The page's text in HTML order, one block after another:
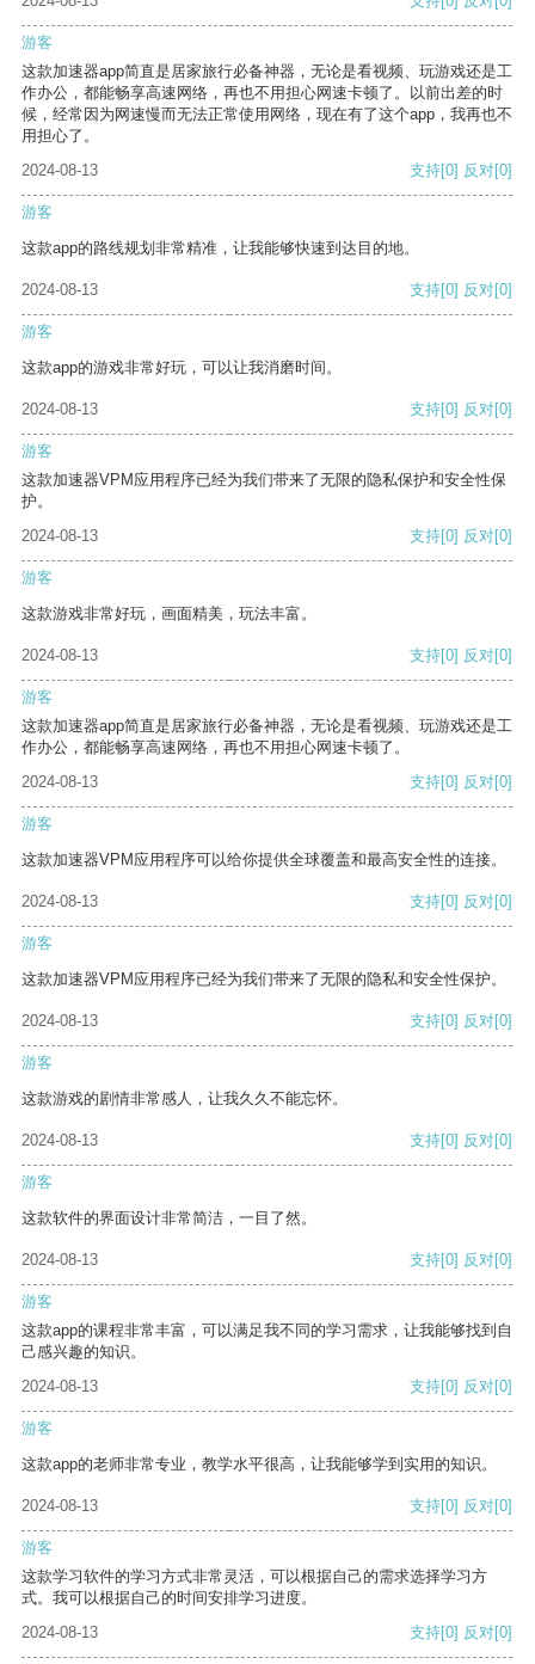
游客
这款加速器app简直是居家旅行必备神器，无论是看视频、玩游戏还是工
作办公，都能畅享高速网络，再也不用担心网速卡顿了。以前出差的时
候，经常因为网速慢而无法正常使用网络，现在有了这个app，我再也不
用担心了。
2024-08-13
支持[0] 反对[0]
游客
这款app的路线规划非常精准，让我能够快速到达目的地。
2024-08-13 支持[0] 反对[0]
游客
这款app的游戏非常好玩，可以让我消磨时间。
2024-08-13 支持[0] 反对[0]
游客
这款加速器VPM应用程序已经为我们带来了无限的隐私保护和安全性保
护。
2024-08-13
支持[0] 反对[0]
游客
这款游戏非常好玩，画面精美，玩法丰富。
2024-08-13 支持[0] 反对[0]
游客
这款加速器app简直是居家旅行必备神器，无论是看视频、玩游戏还是工
作办公，都能畅享高速网络，再也不用担心网速卡顿了。
2024-08-13
支持[0] 反对[0]
游客
这款加速器VPM应用程序可以给你提供全球覆盖和最高安全性的连接。
2024-08-13 支持[0] 反对[0]
游客
这款加速器VPM应用程序已经为我们带来了无限的隐私和安全性保护。
2024-08-13 支持[0] 反对[0]
游客
这款游戏的剧情非常感人，让我久久不能忘怀。
2024-08-13 支持[0] 反对[0]
游客
这款软件的界面设计非常简洁，一目了然。
2024-08-13 支持[0] 反对[0]
游客
这款app的课程非常丰富，可以满足我不同的学习需求，让我能够找到自
己感兴趣的知识。
2024-08-13
支持[0] 反对[0]
游客
这款app的老师非常专业，教学水平很高，让我能够学到实用的知识。
2024-08-13 支持[0] 反对[0]
游客
这款学习软件的学习方式非常灵活，可以根据自己的需求选择学习方
式。我可以根据自己的时间安排学习进度。
2024-08-13
支持[0] 反对[0]